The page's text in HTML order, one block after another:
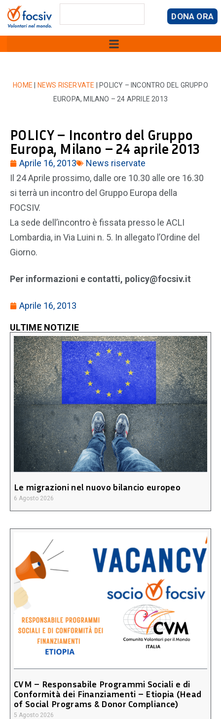
DONA ORA
HOME NEWS RISERVATE
POLICY – INCONTRO DEL GRUPPO
EUROPA, MILANO – 24 APRILE 2013
POLICY – Incontro del Gruppo
Europa, Milano – 24 aprile 2013
Aprile 16, 2013
News riservate
Il 24 Aprile prossimo, dalle ore 10.30 alle ore 16.30
si terrà un incontro del Gruppo Europa della
FOCSIV.
La sede dell’incontro è fissata presso le ACLI
Lombardia, in Via Luini n. 5. In allegato l’Ordine del
Giorno.
Per informazioni e contatti, policy@focsiv.it
Aprile 16, 2013
ULTIME NOTIZIE
Le migrazioni nel nuovo bilancio europeo
6 Agosto 2026
CVM – Responsabile Programmi Sociali e di
Conformità dei Finanziamenti – Etiopia (Head
of Social Programs & Donor Compliance)
5 Agosto 2026